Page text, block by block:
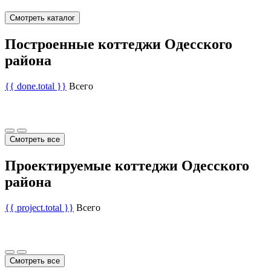
Смотреть каталог
Построенные коттеджи Одесского
района
{{ done.total }} Всего
Смотреть все
Проектируемые коттеджи Одесского
района
{{ project.total }} Всего
Смотреть все